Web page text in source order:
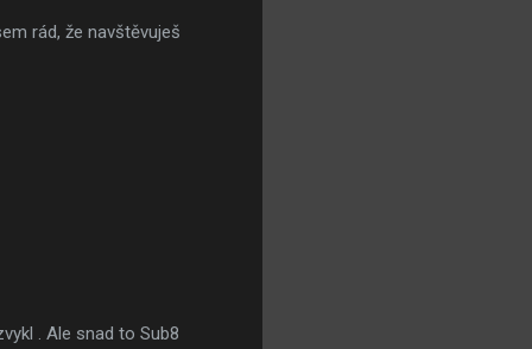
rád, že navštěvuješ
. Ale snad to Sub8